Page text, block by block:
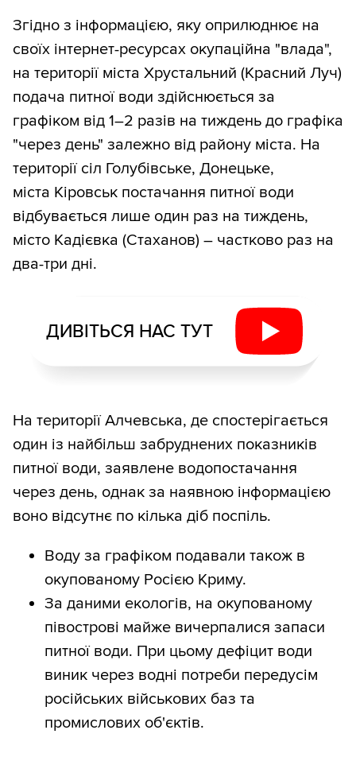
Згідно з інформацією, яку оприлюднює на
своїх інтернет-ресурсах окупаційна "влада",
на території міста Хрустальний (Красний Луч)
подача питної води здійснюється за
графіком від 1–2 разів на тиждень до графіка
"через день" залежно від району міста. На
території сіл Голубівське, Донецьке,
міста Кіровськ постачання питної води
відбувається лише один раз на тиждень,
місто Кадієвка (Стаханов) – частково раз на
два-три дні.
ДИВІТЬСЯ НАС ТУТ
На території Алчевська, де спостерігається
один із найбільш забруднених показників
питної води, заявлене водопостачання
через день, однак за наявною інформацією
воно відсутнє по кілька діб поспіль.
Воду за графіком подавали також в
окупованому Росією Криму.
За даними екологів, на окупованому
півострові майже вичерпалися запаси
питної води. При цьому дефіцит води
виник через водні потреби передусім
російських військових баз та
промислових об'єктів.